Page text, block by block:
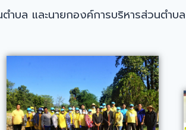
ำบล และนายกองค์การบริหารส่วนตำ